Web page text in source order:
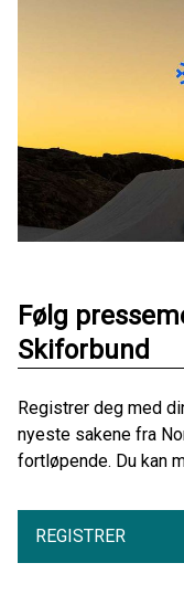
Følg
Skiforbund
Registrer deg med
nyeste sakene fra
fortløpende. Du kan
REGISTRER